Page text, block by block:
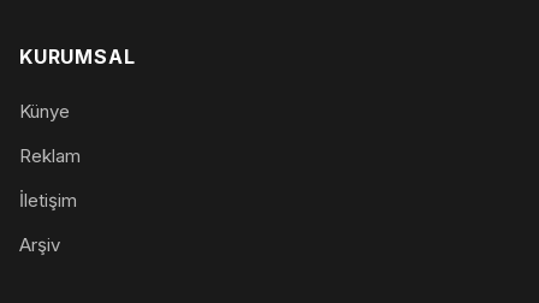
KURUMSAL
Künye
Reklam
İletişim
Arşiv